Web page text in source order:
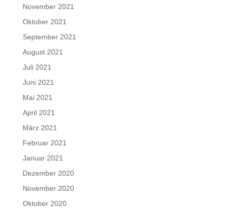
November 2021
Oktober 2021
September 2021
August 2021
Juli 2021
Juni 2021
Mai 2021
April 2021
März 2021
Februar 2021
Januar 2021
Dezember 2020
November 2020
Oktober 2020